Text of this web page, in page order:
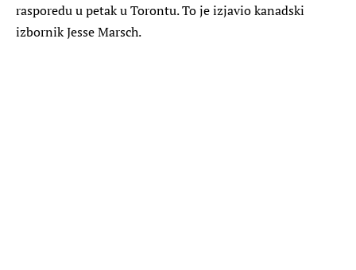
rasporedu u petak u Torontu. To je izjavio kanadski
izbornik Jesse Marsch.